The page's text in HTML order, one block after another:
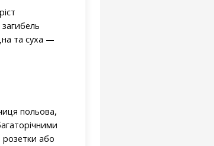
та суха —
польова,
або